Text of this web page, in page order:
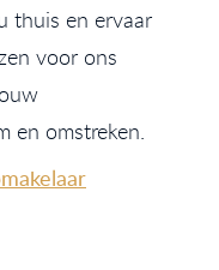
thuis en ervaar
voor ons
en omstreken.